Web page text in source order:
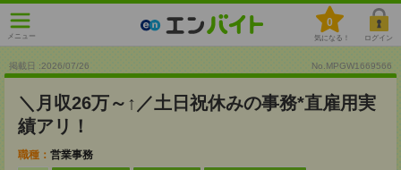
メニュー
0
気になる！ ログイン
掲載日 :2026/07/26 No.MPGW1669566
＼月収26万～↑／土日祝休みの事務*直雇用実
績アリ！
職種： 営業事務